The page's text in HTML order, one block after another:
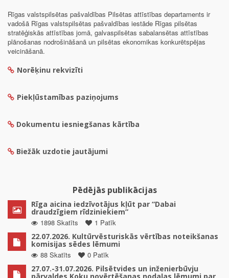
Rīgas valstspilsētas pašvaldības Pilsētas attīstības departaments ir
vadošā Rīgas valstspilsētas pašvaldības iestāde Rīgas pilsētas
stratēģiskās attīstības jomā, galvaspilsētas sabalansētas attīstības
plānošanas nodrošināšanā un pilsētas ekonomikas konkurētspējas
veicināšanā.
Norēķinu rekvizīti
Piekļūstamības paziņojums
Dokumentu iesniegšanas kārtība
Biežāk uzdotie jautājumi
Pēdējās publikācijas
Rīga aicina iedzīvotājus kļūt par “Dabai
draudzīgiem rīdziniekiem”
1898 Skatīts
1 Patīk
22.07.2026. Kultūrvēsturiskās vērtības noteikšanas
komisijas sēdes lēmumi
88 Skatīts
0 Patīk
27.07.-31.07.2026. Pilsētvides un inženierbūvju
pārvaldes Koku novērtēšanas nodaļas lēmumi par